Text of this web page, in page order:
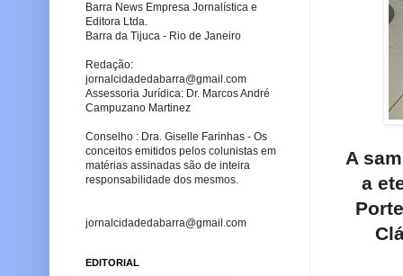
A
a
Barra News Empresa Jornalística e
Editora Ltda.
Barra da Tijuca - Rio de Janeiro
Redação:
jornalcidadedabarra@gmail.com
Assessoria Jurídica: Dr. Marcos André
Campuzano Martinez
Conselho : Dra. Giselle Farinhas - Os
conceitos emitidos pelos colunistas em
matérias assinadas são de inteira
responsabilidade dos mesmos.
jornalcidadedabarra@gmail.com
EDITORIAL